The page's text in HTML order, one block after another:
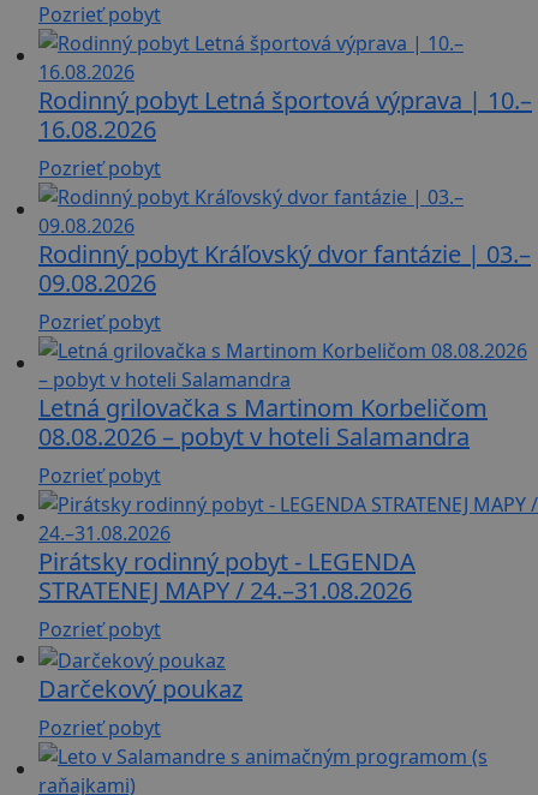
Pozrieť pobyt
Rodinný pobyt Letná športová výprava | 10.–
16.08.2026
Pozrieť pobyt
Rodinný pobyt Kráľovský dvor fantázie | 03.–
09.08.2026
Pozrieť pobyt
Letná grilovačka s Martinom Korbeličom
08.08.2026 – pobyt v hoteli Salamandra
Pozrieť pobyt
Pirátsky rodinný pobyt - LEGENDA
STRATENEJ MAPY / 24.–31.08.2026
Pozrieť pobyt
Darčekový poukaz
Pozrieť pobyt